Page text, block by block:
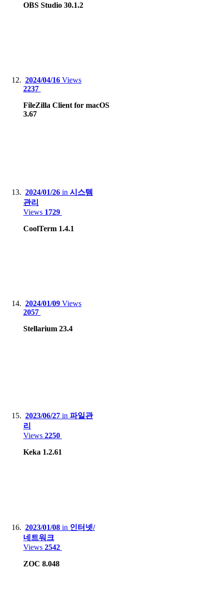
OBS Studio 30.1.2
2024/04/16 Views
2237
FileZilla Client for macOS
3.67
2024/01/26 in 시스템
관리
Views 1729
CoolTerm 1.4.1
2024/01/09 Views
2057
Stellarium 23.4
2023/06/27 in 파일관
리
Views 2250
Keka 1.2.61
2023/01/08 in 인터넷/
네트워크
Views 2542
ZOC 8.048